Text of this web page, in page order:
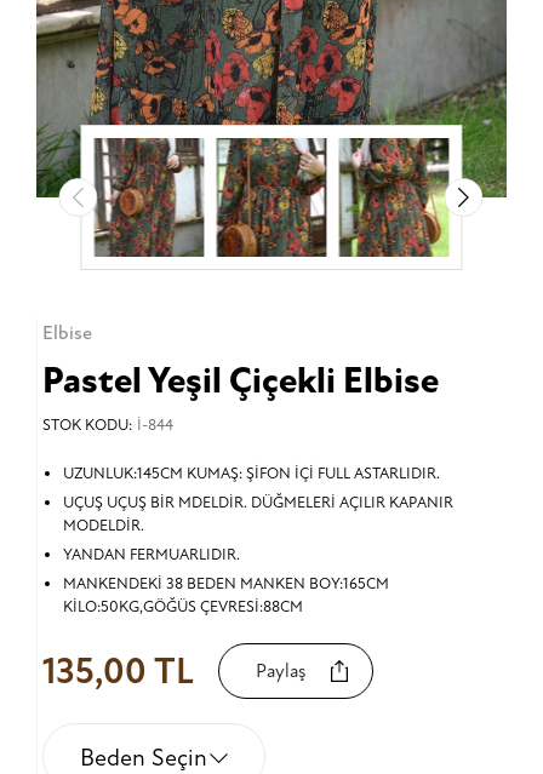
Elbise
Pastel Yeşil Çiçekli Elbise
STOK KODU: İ-844
UZUNLUK:145CM KUMAŞ: ŞİFON İÇİ FULL ASTARLIDIR.
UÇUŞ UÇUŞ BİR MDELDİR. DÜĞMELERİ AÇILIR KAPANIR
MODELDİR.
YANDAN FERMUARLIDIR.
MANKENDEKİ 38 BEDEN MANKEN BOY:165CM
KİLO:50KG,GÖĞÜS ÇEVRESİ:88CM
135,00 TL Paylaş
Beden Seçin